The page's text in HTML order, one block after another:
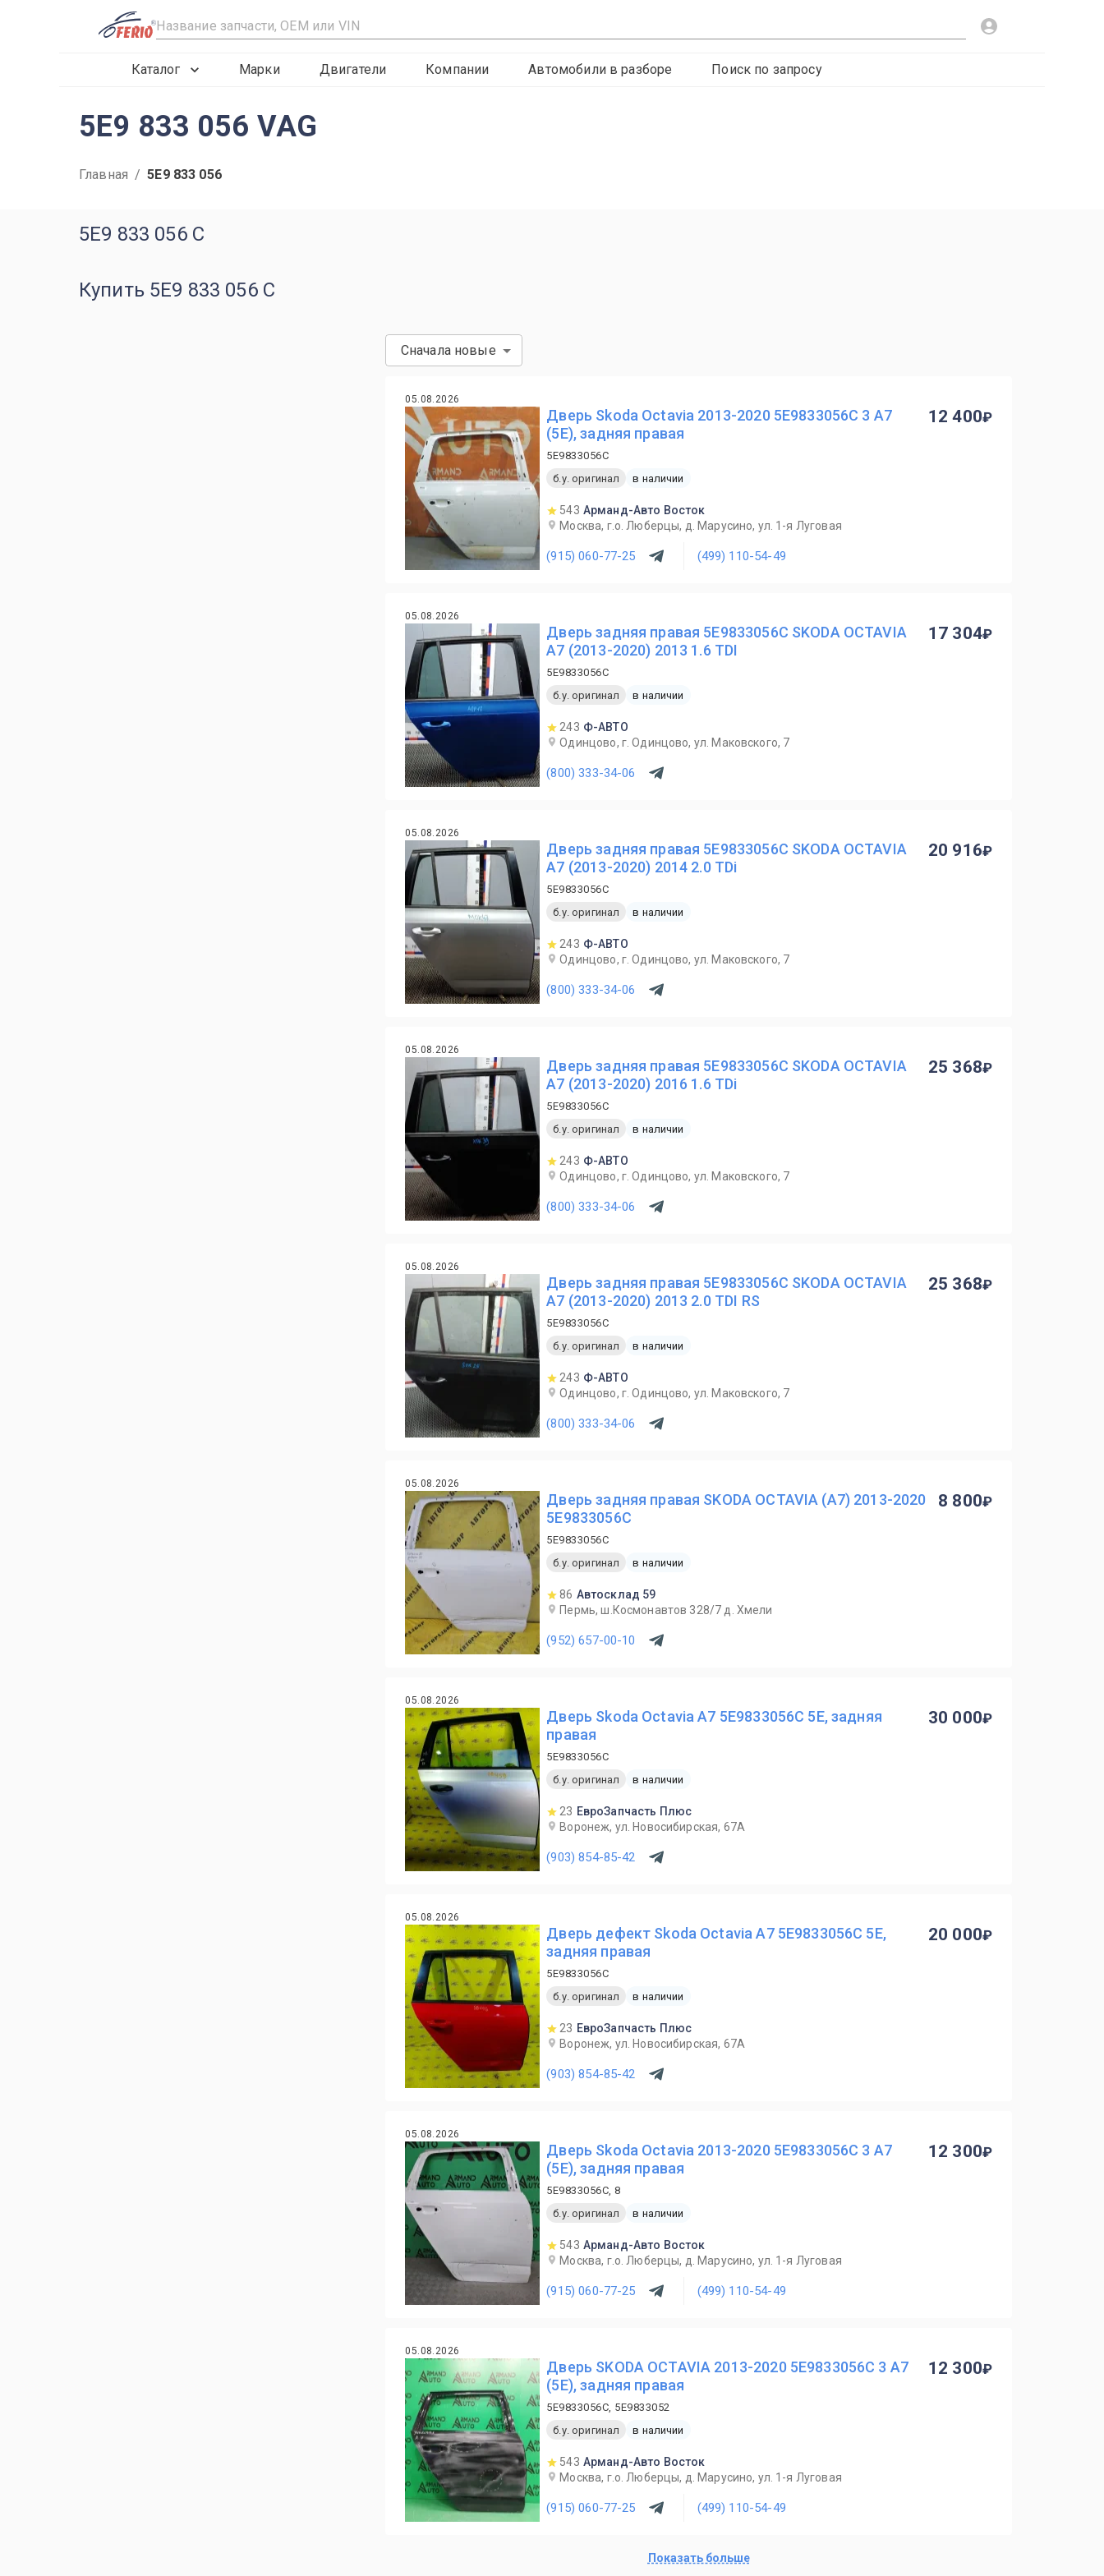
R
Каталог Марки Двигатели Компании Автомобили в разборе Поиск по запросу
5E9 833 056 VAG
Главная / 5E9 833 056
5E9 833 056 C
Купить 5E9 833 056 C
Сначала новые
05.08.2026
Дверь Skoda Octavia 2013-2020 5E9833056C 3 A7
(5E), задняя правая
5E9833056C
б.у. оригинал
в наличии
543 Арманд-Авто Восток
Москва, г.о. Люберцы, д. Марусино, ул. 1-я Луговая
(915) 060-77-25 (499) 110-54-49
12 400
05.08.2026
Дверь задняя правая 5E9833056C SKODA OCTAVIA
A7 (2013-2020) 2013 1.6 TDI
5E9833056C
б.у. оригинал
в наличии
243 Ф-АВТО
Одинцово, г. Одинцово, ул. Маковского, 7
(800) 333-34-06
17 304
05.08.2026
Дверь задняя правая 5E9833056C SKODA OCTAVIA
A7 (2013-2020) 2014 2.0 TDi
5E9833056C
б.у. оригинал
в наличии
243 Ф-АВТО
Одинцово, г. Одинцово, ул. Маковского, 7
(800) 333-34-06
20 916
05.08.2026
Дверь задняя правая 5E9833056C SKODA OCTAVIA
A7 (2013-2020) 2016 1.6 TDi
5E9833056C
б.у. оригинал
в наличии
243 Ф-АВТО
Одинцово, г. Одинцово, ул. Маковского, 7
(800) 333-34-06
25 368
05.08.2026
Дверь задняя правая 5E9833056C SKODA OCTAVIA
A7 (2013-2020) 2013 2.0 TDI RS
5E9833056C
б.у. оригинал
в наличии
243 Ф-АВТО
Одинцово, г. Одинцово, ул. Маковского, 7
(800) 333-34-06
25 368
05.08.2026
Дверь задняя правая SKODA OCTAVIA (A7) 2013-2020
5E9833056C
5E9833056C
б.у. оригинал
в наличии
86 Автосклад 59
Пермь, ш.Космонавтов 328/7 д. Хмели
(952) 657-00-10
8 800
05.08.2026
Дверь Skoda Octavia A7 5E9833056C 5E, задняя
правая
5E9833056C
б.у. оригинал
в наличии
23 ЕвроЗапчасть Плюс
Воронеж, ул. Новосибирская, 67А
(903) 854-85-42
30 000
05.08.2026
Дверь дефект Skoda Octavia A7 5E9833056C 5E,
задняя правая
5E9833056C
б.у. оригинал
в наличии
23 ЕвроЗапчасть Плюс
Воронеж, ул. Новосибирская, 67А
(903) 854-85-42
20 000
05.08.2026
Дверь Skoda Octavia 2013-2020 5E9833056C 3 A7
(5E), задняя правая
5E9833056C, 8
б.у. оригинал
в наличии
543 Арманд-Авто Восток
Москва, г.о. Люберцы, д. Марусино, ул. 1-я Луговая
(915) 060-77-25 (499) 110-54-49
12 300
05.08.2026
Дверь SKODA OCTAVIA 2013-2020 5E9833056C 3 A7
(5E), задняя правая
5E9833056C, 5E9833052
б.у. оригинал
в наличии
543 Арманд-Авто Восток
Москва, г.о. Люберцы, д. Марусино, ул. 1-я Луговая
(915) 060-77-25 (499) 110-54-49
12 300
Показать больше